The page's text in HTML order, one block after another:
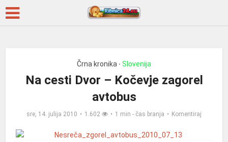
Črna kronika • Slovenija
Na cesti Dvor – Kočevje zagorel
avtobus
sre, 14. julija 2010 1.602 1 min - čas branja Komentiraj